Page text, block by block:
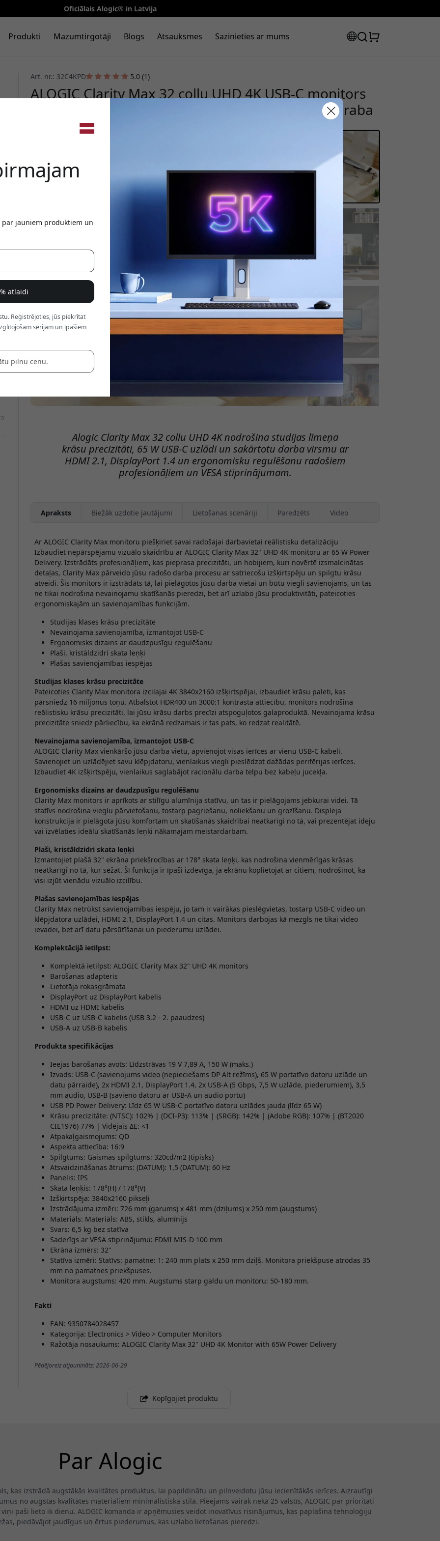
Oficiālais Alogic® in Latvija
Produkti Mazumtirgotāji Blogs Atsauksmes Sazinieties ar mums
Art. nr.: 32C4KPD 5.0 (1)
ALOGIC Clarity Max 32 collu UHD 4K USB-C monitors
ar 65 W uzlādi, HDMI 2.1 un DisplayPort 1.4 - Sudraba
Alogic Clarity Max 32 collu UHD 4K nodrošina studijas līmeņa
krāsu precizitāti, 65 W USB-C uzlādi un sakārtotu darba virsmu ar
HDMI 2.1, DisplayPort 1.4 un ergonomisku regulēšanu radošiem
profesionāļiem un VESA stiprinājumam.
Apraksts Biežāk uzdotie jautājumi Lietošanas scenāriji Paredzēts Video
Ar ALOGIC Clarity Max monitoru piešķiriet savai radošajai darbavietai reālistisku detalizāciju
Izbaudiet nepārspējamu vizuālo skaidrību ar ALOGIC Clarity Max 32" UHD 4K monitoru ar 65 W Power
Delivery. Izstrādāts profesionāļiem, kas pieprasa precizitāti, un hobijiem, kuri novērtē izsmalcinātas
detaļas, Clarity Max pārveido jūsu radošo darba procesu ar satriecošu izšķirtspēju un spilgtu krāsu
atveidi. Šis monitors ir izstrādāts tā, lai pielāgotos jūsu darba vietai un būtu viegli savienojams, un tas
ne tikai nodrošina nevainojamu skatīšanās pieredzi, bet arī uzlabo jūsu produktivitāti, pateicoties
ergonomiskajām un savienojamības funkcijām.
Studijas klases krāsu precizitāte
Nevainojama savienojamība, izmantojot USB-C
Ergonomisks dizains ar daudzpusīgu regulēšanu
Plaši, kristāldzidri skata leņķi
Plašas savienojamības iespējas
Studijas klases krāsu precizitāte
Pateicoties Clarity Max monitora izcilajai 4K 3840x2160 izšķirtspējai, izbaudiet krāsu paleti, kas
pārsniedz 16 miljonus toņu. Atbalstot HDR400 un 3000:1 kontrasta attiecību, monitors nodrošina
reālistisku krāsu precizitāti, lai jūsu krāsu darbs precīzi atspoguļotos galaproduktā. Nevainojama krāsu
precizitāte sniedz pārliecību, ka ekrānā redzamais ir tas pats, ko redzat realitātē.
Nevainojama savienojamība, izmantojot USB-C
ALOGIC Clarity Max vienkāršo jūsu darba vietu, apvienojot visas ierīces ar vienu USB-C kabeli.
Savienojiet un uzlādējiet savu klēpjdatoru, vienlaikus viegli pieslēdzot dažādas perifērijas ierīces.
Izbaudiet 4K izšķirtspēju, vienlaikus saglabājot racionālu darba telpu bez kabeļu jucekļa.
Ergonomisks dizains ar daudzpusīgu regulēšanu
Clarity Max monitors ir aprīkots ar stilīgu alumīnija statīvu, un tas ir pielāgojams jebkurai videi. Tā
statīvs nodrošina vieglu pārvietošanu, tostarp pagriešanu, noliekšanu un grozīšanu. Displeja
konstrukcija ir pielāgota jūsu komfortam un skatīšanās skaidrībai neatkarīgi no tā, vai prezentējat ideju
vai izvēlaties ideālu skatīšanās leņķi nākamajam meistardarbam.
Plaši, kristāldzidri skata leņķi
Izmantojiet plašā 32" ekrāna priekšrocības ar 178° skata leņķi, kas nodrošina vienmērīgas krāsas
neatkarīgi no tā, kur sēžat. Šī funkcija ir īpaši izdevīga, ja ekrānu koplietojat ar citiem, nodrošinot, ka
visi izjūt vienādu vizuālo izcilību.
Plašas savienojamības iespējas
Clarity Max netrūkst savienojamības iespēju, jo tam ir vairākas pieslēgvietas, tostarp USB-C video un
klēpjdatora uzlādei, HDMI 2.1, DisplayPort 1.4 un citas. Monitors darbojas kā mezgls ne tikai video
ievadei, bet arī datu pārsūtīšanai un piederumu uzlādei.
Komplektācijā ietilpst:
Komplektā ietilpst: ALOGIC Clarity Max 32" UHD 4K monitors
Barošanas adapteris
Lietotāja rokasgrāmata
DisplayPort uz DisplayPort kabelis
HDMI uz HDMI kabelis
USB-C uz USB-C kabelis (USB 3.2 - 2. paaudzes)
USB-A uz USB-B kabelis
Produkta specifikācijas
Ieejas barošanas avots: Līdzstrāvas 19 V 7,89 A, 150 W (maks.)
Izvads: USB-C (savienojums video (nepieciešams DP Alt režīms), 65 W portatīvo datoru uzlāde un
datu pārraide), 2x HDMI 2.1, DisplayPort 1.4, 2x USB-A (5 Gbps, 7,5 W uzlāde, piederumiem), 3,5
mm audio, USB-B (savieno datoru ar USB-A un audio portu)
USB PD Power Delivery: Līdz 65 W USB-C portatīvo datoru uzlādes jauda (līdz 65 W)
Krāsu precizitāte: (NTSC): 102% | (DCI-P3): 113% | (SRGB): 142% | (Adobe RGB): 107% | (BT2020
CIE1976) 77% | Vidējais ΔE: <1
Atpakaļgaismojums: QD
Aspekta attiecība: 16:9
Spilgtums: Gaismas spilgtums: 320cd/m2 (tipisks)
Atsvaidzināšanas ātrums: (DATUM): 1,5 (DATUM): 60 Hz
Panelis: IPS
Skata leņķis: 178°(H) / 178°(V)
Izšķirtspēja: 3840x2160 pikseļi
Izstrādājuma izmēri: 726 mm (garums) x 481 mm (dziļums) x 250 mm (augstums)
Materiāls: Materiāls: ABS, stikls, alumīnijs
Svars: 6,5 kg bez statīva
Saderīgs ar VESA stiprinājumu: FDMI MIS-D 100 mm
Ekrāna izmērs: 32"
Statīva izmēri: Statīvs: pamatne: 1: 240 mm plats x 250 mm dziļš. Monitora priekšpuse atrodas 35
mm no pamatnes priekšpuses.
Monitora augstums: 420 mm. Augstums starp galdu un monitoru: 50-180 mm.
Fakti
EAN: 9350784028457
Kategorija: Electronics > Video > Computer Monitors
Ražotāja nosaukums: ALOGIC Clarity Max 32" UHD 4K Monitor with 65W Power Delivery
Pēdējoreiz atjaunināts: 2026-06-29
Kopīgojiet produktu
Par Alogic
kas izstrādā augstākās kvalitātes produktus, lai papildinātu un pilnveidotu jūsu iecienītākās ierīces. Aizrautīgi
no augstas kvalitātes materiāliem minimālistiskā stilā. Pieejams vairāk nekā 25 valstīs, ALOGIC par prioritāti
paši lieto ik dienu. ALOGIC komanda ir apņēmusies veidot inovatīvus risinājumus, kas paplašina tehnoloģiju
piedāvājot jaudīgus un ērtus piederumus, kas uzlabo lietošanas pieredzi.
jauniem produktiem un
atlaidi
Reģistrējoties, jūs piekrītat
sērijām un īpašiem
pilnu cenu.
Izmantojiet šo kodu, veicot pasūtījumu, lai saņemtu 8%
atlaidi.